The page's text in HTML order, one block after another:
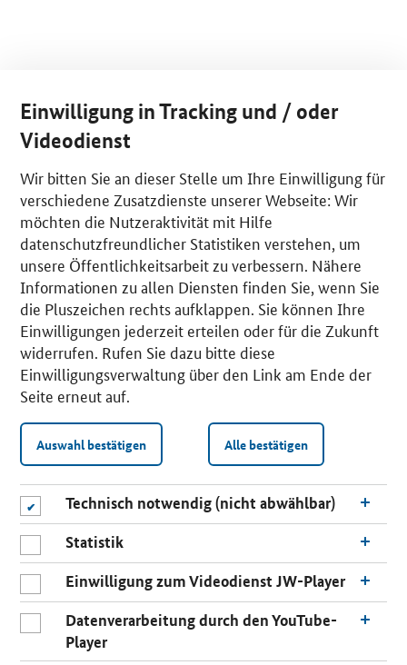
Einwilligung in Tracking und / oder
Videodienst
Wir bitten Sie an dieser Stelle um Ihre Einwilligung für
verschiedene Zusatzdienste unserer Webseite: Wir
möchten die Nutzeraktivität mit Hilfe
datenschutzfreundlicher Statistiken verstehen, um
unsere Öffentlichkeitsarbeit zu verbessern. Nähere
Informationen zu allen Diensten finden Sie, wenn Sie
die Pluszeichen rechts aufklappen. Sie können Ihre
Einwilligungen jederzeit erteilen oder für die Zukunft
widerrufen. Rufen Sie dazu bitte diese
Einwilligungsverwaltung über den Link am Ende der
Seite erneut auf.
Auswahl bestätigen Alle bestätigen
Technisch notwendig (nicht abwählbar)
Statistik
Einwilligung zum Videodienst JW-Player
Datenverarbeitung durch den YouTube-
Player